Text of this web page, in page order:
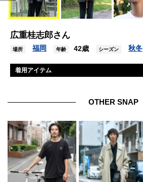
広重桂志郎さん
場所 福岡 年齢 42歳 シーズン 秋冬
着用アイテム
シューズ フィグベル
眼鏡 バディオプティカル
バッグ マルニ×ポーター
ブレスレット 古着
OTHER SNAP